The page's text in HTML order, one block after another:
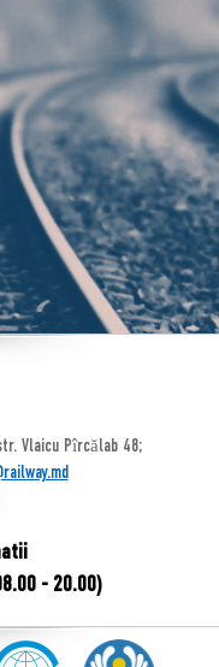
Vlaicu Pîrcălab 48;
- 20.00)